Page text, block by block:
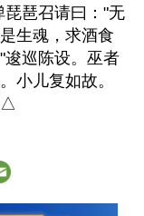
琶召请曰："无
生魂，求酒食
巡陈设。巫者
小儿复如故。